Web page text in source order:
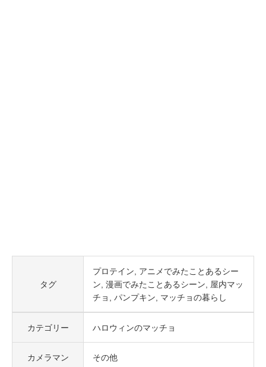
タグ
プロテイン
アニメでみたことあるシー
ン 漫画でみたことあるシーン
屋内マッ
チョ
パンプキン マッチョの暮らし
カテゴリー ハロウィンのマッチョ
カメラマン その他